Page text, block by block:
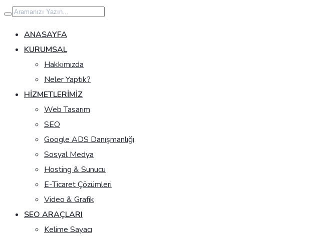
İçeriğe
geç
ANASAYFA
KURUMSAL
Hakkımızda
Neler Yaptık?
HIZMETLERIMIZ
Web Tasarım
SEO
Google ADS Danışmanlığı
Sosyal Medya
Hosting & Sunucu
E-Ticaret Çözümleri
Video & Grafik
SEO ARAÇLARI
Kelime Sayacı